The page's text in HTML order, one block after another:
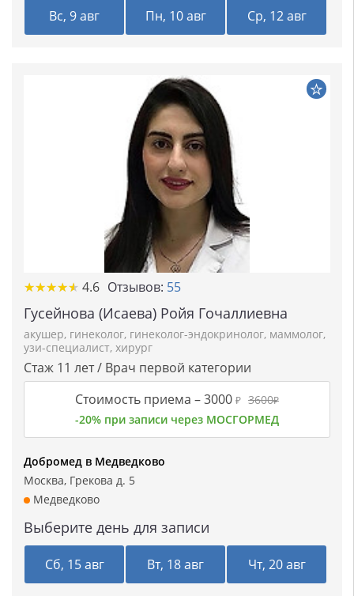
Вс, 9 авг Пн, 10 авг Ср, 12 авг
★★★★★
★★★★★ 4.6 Отзывов: 55
Гусейнова (Исаева) Ройя Гочаллиевна
акушер, гинеколог, гинеколог-эндокринолог, маммолог,
узи-специалист, хирург
Стаж 11 лет / Врач первой категории
Стоимость приема –3000 ₽ 3600₽
-20% при записи через МОСГОРМЕД
Добромед в Медведково
Москва, Грекова д. 5
Медведково
Выберите день для записи
Сб, 15 авг Вт, 18 авг Чт, 20 авг